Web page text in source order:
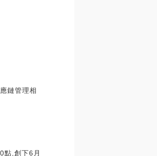
鏈管理相
點,創下6月